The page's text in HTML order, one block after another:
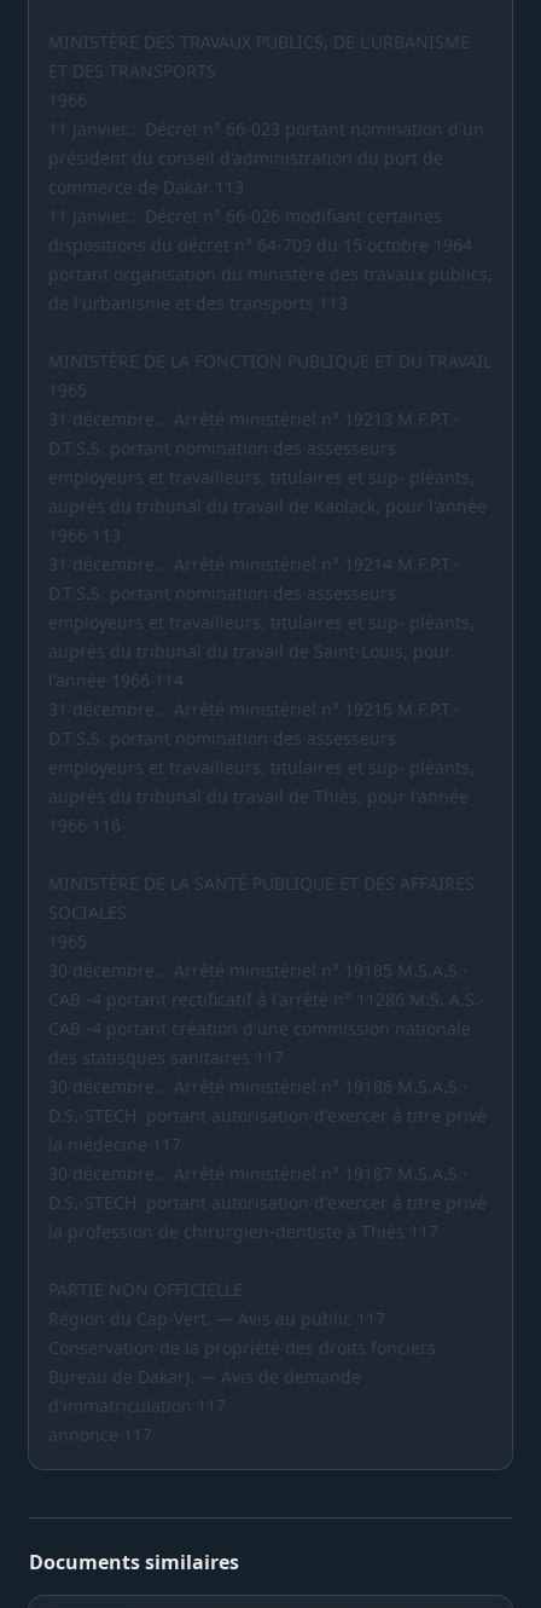
MINISTÈRE DES TRAVAUX PUBLICS, DE L'URBANISME
ET DES TRANSPORTS
1966
11 janvier... Décret n° 66-023 portant nomination d'un
président du conseil d'administration du port de
commerce de Dakar 113
11 janvier... Décret n° 66-026 modifiant certaines
dispositions du décret n° 64-709 du 15 octobre 1964
portant organisation du ministère des travaux publics,
de l'urbanisme et des transports 113
MINISTÈRE DE LA FONCTION PUBLIQUE ET DU TRAVAIL
1965
31 décembre... Arrêté ministériel n° 19213 M.F.P.T.-
D.T.S.S. portant nomination des assesseurs
employeurs et travailleurs, titulaires et sup- pléants,
auprès du tribunal du travail de Kaolack, pour l'année
1966 113
31 décembre... Arrêté ministériel n° 19214 M.F.P.T.-
D.T.S.S. portant nomination des assesseurs
employeurs et travailleurs, titulaires et sup- pléants,
auprès du tribunal du travail de Saint-Louis, pour
l'année 1966 114
31 décembre... Arrêté ministériel n° 19215 M.F.P.T.-
D.T.S.S. portant nomination des assesseurs
employeurs et travailleurs, titulaires et sup- pléants,
auprès du tribunal du travail de Thiès, pour l'année
1966 116
MINISTÈRE DE LA SANTÉ PUBLIQUE ET DES AFFAIRES
SOCIALES
1965
30 décembre... Arrêté ministériel n° 19185 M.S.A.S.-
CAB.-4 portant rectificatif à l'arrêté n° 11286 M.S. A.S.-
CAB.-4 portant création d'une commission nationale
des statisques sanitaires 117
30 décembre... Arrêté ministériel n° 19186 M.S.A.S.-
D.S.-STECH. portant autorisation d'exercer à titre privé
la médecine 117
30 décembre... Arrêté ministériel n° 19187 M.S.A.S.-
D.S.-STECH. portant autorisation d'exercer à titre privé
la profession de chirurgien-dentiste à Thiès 117
PARTIE NON OFFICIELLE
Région du Cap-Vert. — Avis au public 117
Conservation de la propriété des droits fonciers
Bureau de Dakar). — Avis de demande
d'immatriculation 117
annonce 117
Documents similaires